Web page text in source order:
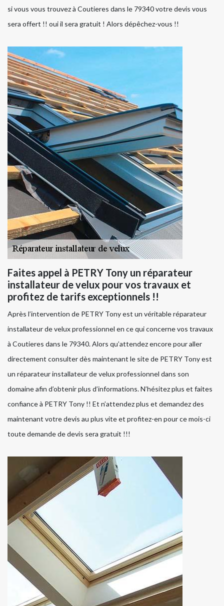
si vous vous trouvez à Coutieres dans le 79340 votre devis vous
sera offert !! oui il sera gratuit ! Alors dépêchez-vous !!
Faites appel à PETRY Tony un réparateur
installateur de velux pour vos travaux et
profitez de tarifs exceptionnels !!
Après l’intervention de PETRY Tony est un véritable réparateur
installateur de velux professionnel en ce qui concerne vos travaux
à Coutieres dans le 79340. Alors qu’attendez encore pour aller
directement consulter dès maintenant le site de PETRY Tony est
un réparateur installateur de velux professionnel dans son
domaine afin d’obtenir plus d’informations. N’hésitez plus et faites
confiance à PETRY Tony !! Et n’attendez plus et demandez des
maintenant votre devis au plus vite et profitez-en pour ce mois-ci
toute demande de devis sera gratuit !!!